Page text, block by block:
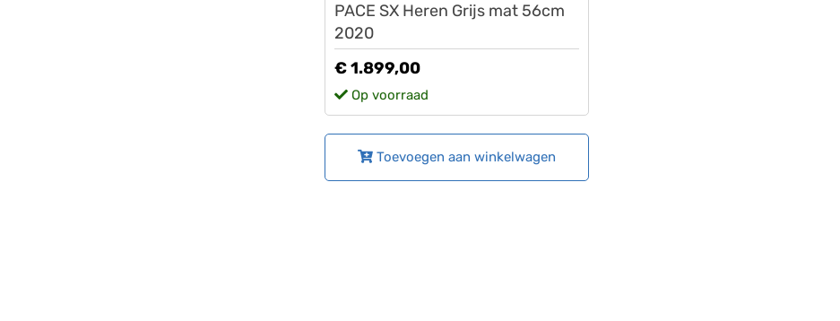
PACE SX Heren Grijs mat 56cm
2020
€ 1.899,00
Op voorraad
Toevoegen aan winkelwagen